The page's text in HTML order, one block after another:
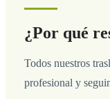
¿Por qué
Todos nuestros
profesional y